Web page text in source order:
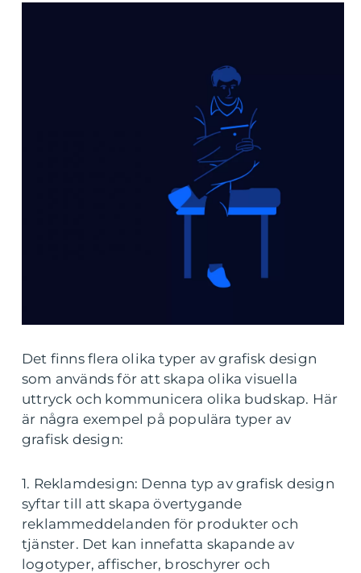
Det finns flera olika typer av grafisk design
som används för att skapa olika visuella
uttryck och kommunicera olika budskap. Här
är några exempel på populära typer av
grafisk design:
1. Reklamdesign: Denna typ av grafisk design
syftar till att skapa övertygande
reklammeddelanden för produkter och
tjänster. Det kan innefatta skapande av
logotyper, affischer, broschyrer och